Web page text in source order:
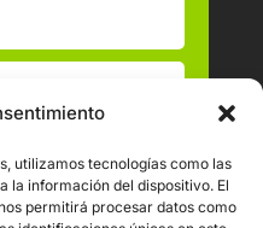
utilizamos tecnologías como las
la información del dispositivo. El
permitirá procesar datos como
de Privacidad